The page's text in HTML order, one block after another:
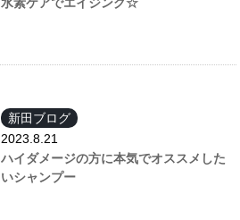
新田ブログ
2023.8.21
ハイダメージの方に本気でオススメした
いシャンプー